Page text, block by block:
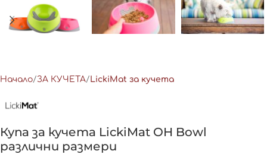
Начало ЗА КУЧЕТА LickiMat за кучета
Купа за кучета LickiMat OH Bowl
различни размери